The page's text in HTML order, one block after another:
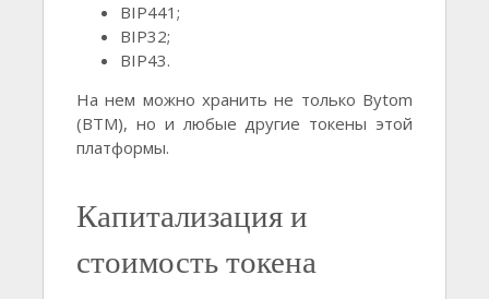
BIP441;
BIP32;
BIP43.
На нем можно хранить не только Bytom
(BTM), но и любые другие токены этой
платформы.
Капитализация и
стоимость токена